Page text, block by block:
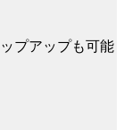
プアップも可能